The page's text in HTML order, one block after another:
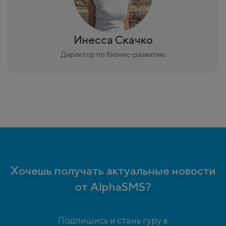
Инесса Скачко
Директор по бизнес-развитию
Хочешь получать актуальные новости
от AlphaSMS?
Подпишись и стань гуру в